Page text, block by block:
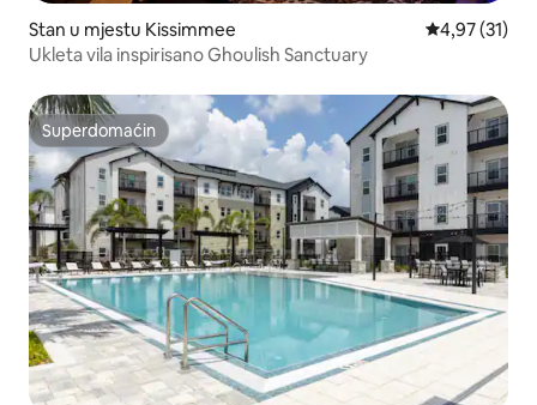
Stan u mjestu Kissimmee Prosječna
4,97 (31)
Ukleta vila inspirisano Ghoulish Sanctuary
Superdomaćin
Superdomaćin